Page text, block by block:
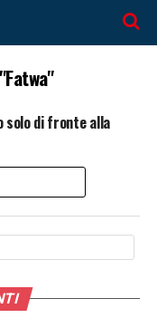
solo di fronte alla